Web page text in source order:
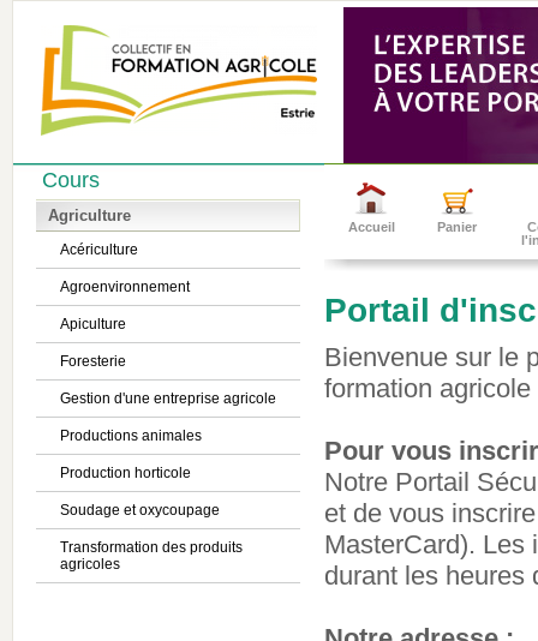
Cours
Agriculture
Acériculture
Agroenvironnement
Apiculture
Foresterie
Gestion d'une entreprise agricole
Productions animales
Production horticole
Soudage et oxycoupage
Transformation des produits
agricoles
Accueil Panier
Portail
Bienvenue sur le
formation
Pour vous
Notre Portail
et de vous
MasterCard). Les
durant les heures